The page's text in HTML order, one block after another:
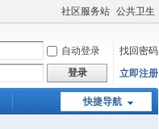
社区服务站 公共卫生
自动登录
找回密码
登录 立即注册
快捷导航